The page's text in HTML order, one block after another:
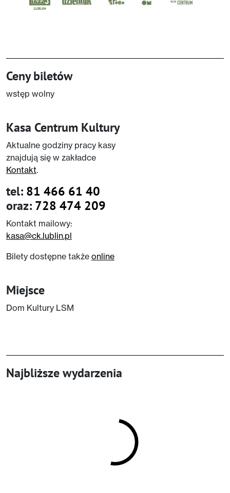
Ceny biletów
wstęp wolny
Kasa Centrum Kultury
Aktualne godziny pracy kasy
znajdują się w zakładce
Kontakt.
tel: 81 466 61 40
oraz: 728 474 209
Kontakt mailowy:
kasa@ck.lublin.pl
Bilety dostępne także online
Miejsce
Dom Kultury LSM
Najbliższe wydarzenia